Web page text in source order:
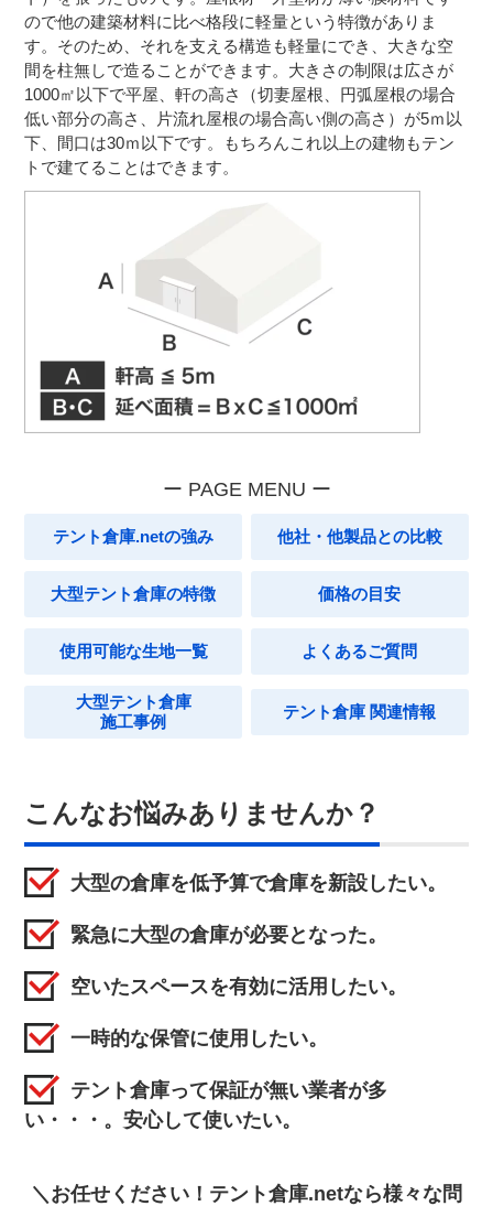
ので他の建築材料に比べ格段に軽量という特徴がありま
す。そのため、それを支える構造も軽量にでき、大きな空
間を柱無しで造ることができます。 大きさの制限は広さが
1000㎡以下で平屋、軒の高さ（切妻屋根、円弧屋根の場合
低い部分の高さ、片流れ屋根の場合高い側の高さ）が5ｍ以
下、間口は30ｍ以下です。
もちろんこれ以上の建物もテン
トで建てることはできます。
テント倉庫.netの強み 他社・他製品との比較
大型テント倉庫の特徴 価格の目安
使用可能な生地一覧 よくあるご質問
大型テント倉庫
施工事例
テント倉庫 関連情報
こんなお悩みありませんか？
大型の倉庫を低予算で倉庫を新設したい。
緊急に大型の倉庫が必要となった。
空いたスペースを有効に活用したい。
一時的な保管に使用したい。
テント倉庫って保証が無い業者が多
い・・・。安心して使いたい。
＼お任せください！テント倉庫.netなら様々な問